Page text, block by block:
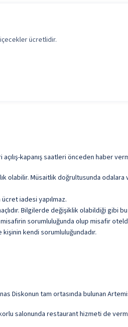
ücretlidir.
kapanış saatleri önceden haber
olabilir. Müsaitlik doğrultusunda
iadesi yapılmaz.
Bilgilerde değişiklik olabildiği gibi
sorumluluğunda olup misafir
kendi sorumluluğundadır.
Diskonun tam ortasında bulunan
salonunda restaurant hizmeti de